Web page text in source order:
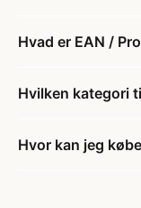
Hvad er EAN /
Hvilken kategori
Hvor kan jeg